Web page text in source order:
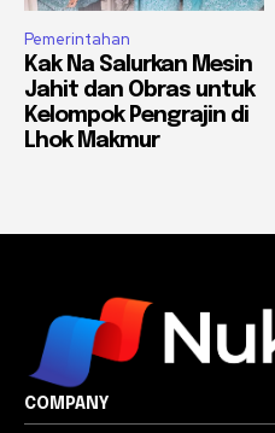
Pemerintahan
Kak Na Salurkan Mesin
Jahit dan Obras untuk
Kelompok Pengrajin di
Lhok Makmur
COMPANY